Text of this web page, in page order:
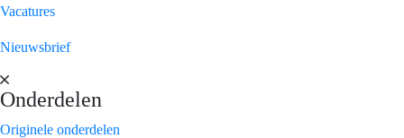
Vacatures
Nieuwsbrief
Onderdelen
Originele onderdelen